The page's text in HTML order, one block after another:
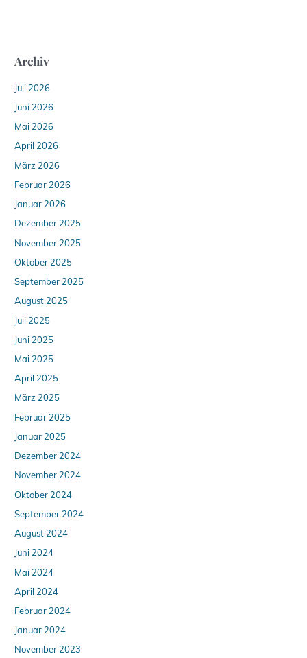
Archiv
Juli 2026
Juni 2026
Mai 2026
April 2026
März 2026
Februar 2026
Januar 2026
Dezember 2025
November 2025
Oktober 2025
September 2025
August 2025
Juli 2025
Juni 2025
Mai 2025
April 2025
März 2025
Februar 2025
Januar 2025
Dezember 2024
November 2024
Oktober 2024
September 2024
August 2024
Juni 2024
Mai 2024
April 2024
Februar 2024
Januar 2024
November 2023